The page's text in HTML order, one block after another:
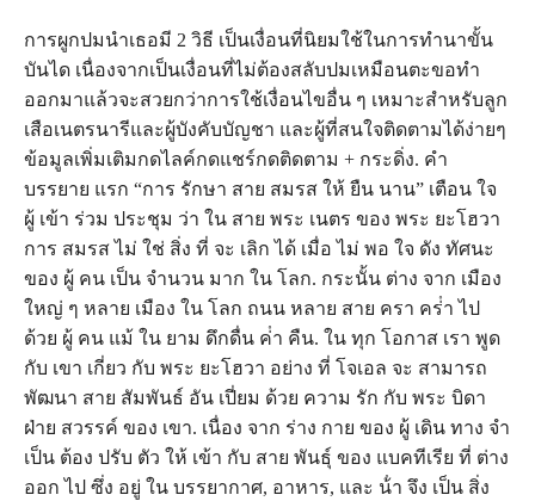
การผูกปมนำเธอมี 2 วิธี เป็นเงื่อนที่นิยมใช้ในการทำนาขั้น
บันได เนื่องจากเป็นเงื่อนที่ไม่ต้องสลับปมเหมือนตะขอทำ
ออกมาแล้วจะสวยกว่าการใช้เงื่อนไขอื่น ๆ เหมาะสำหรับลูก
เสือเนตรนารีและผู้บังคับบัญชา และผู้ที่สนใจติดตามได้ง่ายๆ
ข้อมูลเพิ่มเติมกดไลค์กดแชร์กดติดตาม + กระดิ่ง. คํา
บรรยาย แรก “การ รักษา สาย สมรส ให้ ยืน นาน” เตือน ใจ
ผู้ เข้า ร่วม ประชุม ว่า ใน สาย พระ เนตร ของ พระ ยะโฮวา
การ สมรส ไม่ ใช่ สิ่ง ที่ จะ เลิก ได้ เมื่อ ไม่ พอ ใจ ดัง ทัศนะ
ของ ผู้ คน เป็น จํานวน มาก ใน โลก. กระนั้น ต่าง จาก เมือง
ใหญ่ ๆ หลาย เมือง ใน โลก ถนน หลาย สาย ครา คร่ํา ไป
ด้วย ผู้ คน แม้ ใน ยาม ดึกดื่น ค่ํา คืน. ใน ทุก โอกาส เรา พูด
กับ เขา เกี่ยว กับ พระ ยะโฮวา อย่าง ที่ โจเอล จะ สามารถ
พัฒนา สาย สัมพันธ์ อัน เปี่ยม ด้วย ความ รัก กับ พระ บิดา
ฝ่าย สวรรค์ ของ เขา. เนื่อง จาก ร่าง กาย ของ ผู้ เดิน ทาง จํา
เป็น ต้อง ปรับ ตัว ให้ เข้า กับ สาย พันธุ์ ของ แบคทีเรีย ที่ ต่าง
ออก ไป ซึ่ง อยู่ ใน บรรยากาศ, อาหาร, และ น้ํา จึง เป็น สิ่ง